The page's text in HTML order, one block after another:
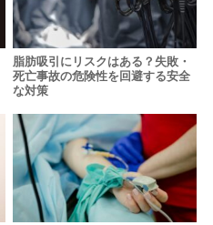
脂肪吸引にリスクはある？失敗・
死亡事故の危険性を回避する安全
な対策